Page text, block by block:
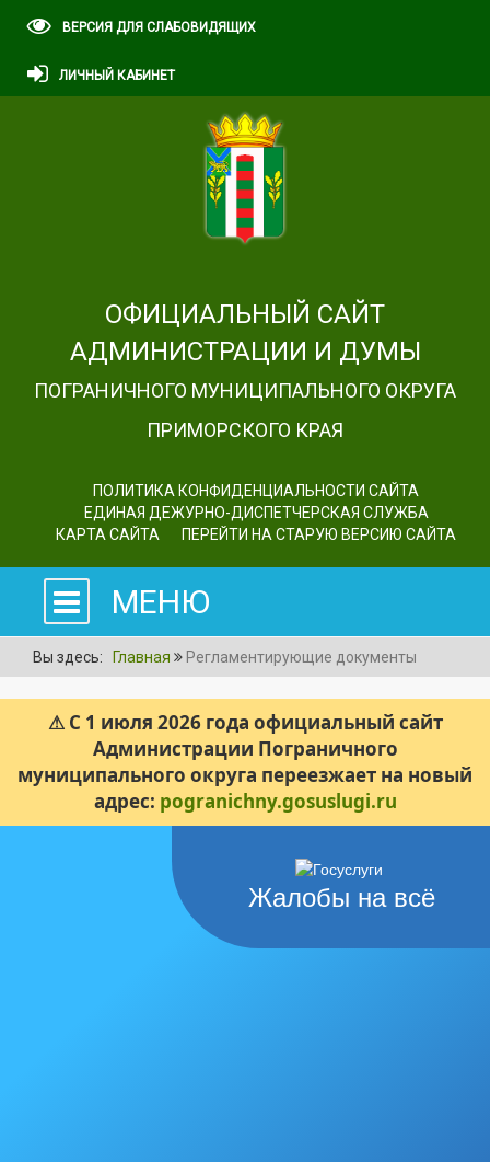
ВЕРСИЯ ДЛЯ СЛАБОВИДЯЩИХ
ЛИЧНЫЙ КАБИНЕТ
ОФИЦИАЛЬНЫЙ САЙТ
АДМИНИСТРАЦИИ И ДУМЫ
ПОГРАНИЧНОГО МУНИЦИПАЛЬНОГО ОКРУГА
ПРИМОРСКОГО КРАЯ
ПОЛИТИКА КОНФИДЕНЦИАЛЬНОСТИ САЙТА
ЕДИНАЯ ДЕЖУРНО-ДИСПЕТЧЕРСКАЯ СЛУЖБА
КАРТА САЙТА
ПЕРЕЙТИ НА СТАРУЮ ВЕРСИЮ САЙТА
МЕНЮ
Вы здесь: Главная Регламентирующие документы
⚠ С 1 июля 2026 года официальный сайт
Администрации Пограничного
муниципального округа переезжает на новый
адрес: pogranichny.gosuslugi.ru
Жалобы на всё